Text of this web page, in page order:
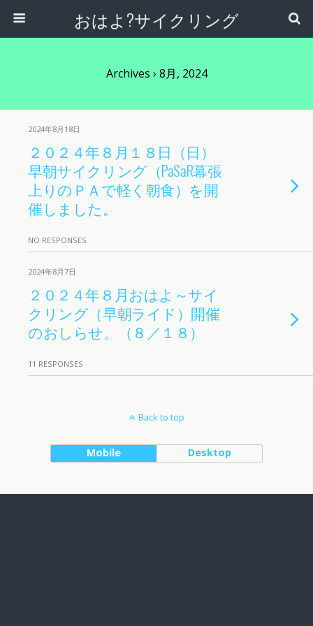
おはよ?サイクリング
Archives › 8月, 2024
2024年8月18日
２０２４年８月１８日（日）
早朝サイクリング（PaSaR幕張
上りのＰＡで軽く朝食）を開
催しました。
NO RESPONSES
2024年8月7日
２０２４年８月おはよ～サイ
クリング（早朝ライド）開催
のおしらせ。（８／１８）
11 RESPONSES
Back to top
Mobile Desktop